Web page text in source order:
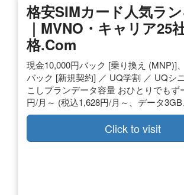
格安SIMカード人気ラ
｜MVNO・キャリア25
格.com
現金10,000円バック [乗り換え (MNP)]
バック [新規契約] ／ UQ学割 ／ UQシ
こしプランデータ容量 おひとりでもず
円/月～ (税込1,628円/月～、データ
Click to visit